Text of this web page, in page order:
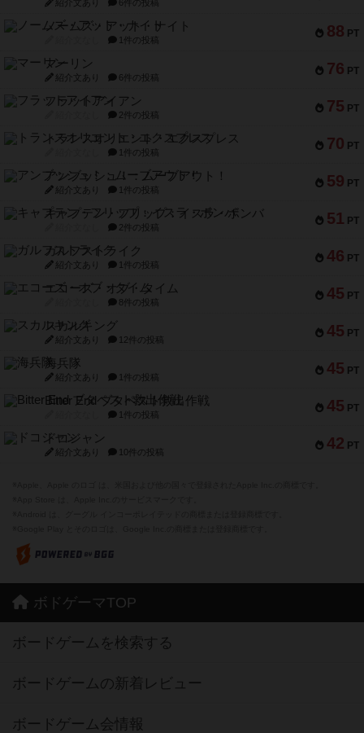
紹介文あり 6件の投稿
88 PT
ノームズ・アット・ナイト
1件の投稿
76 PT
マーリン
紹介文あり 6件の投稿
75 PT
フラットアイアン
2件の投稿
70 PT
トランスオリエント・エクスプレス
1件の投稿
59 PT
アンブッシュ！：ムーブアウト！
紹介文あり 1件の投稿
51 PT
キャプテン・フリップ：イスラ・ボンバ
2件の投稿
46 PT
ガルフストライク
紹介文あり 1件の投稿
45 PT
エコーズ・オブ・タイム
8件の投稿
45 PT
スカルキング
紹介文あり 12件の投稿
45 PT
海兵隊
紹介文あり 1件の投稿
45 PT
Bitter End ブタペスト救出作戦
1件の投稿
42 PT
ドコジャン
紹介文あり 10件の投稿
ボドゲーマTOP
ボードゲームを検索する
ボードゲームの新着レビュー
ボードゲーム会情報